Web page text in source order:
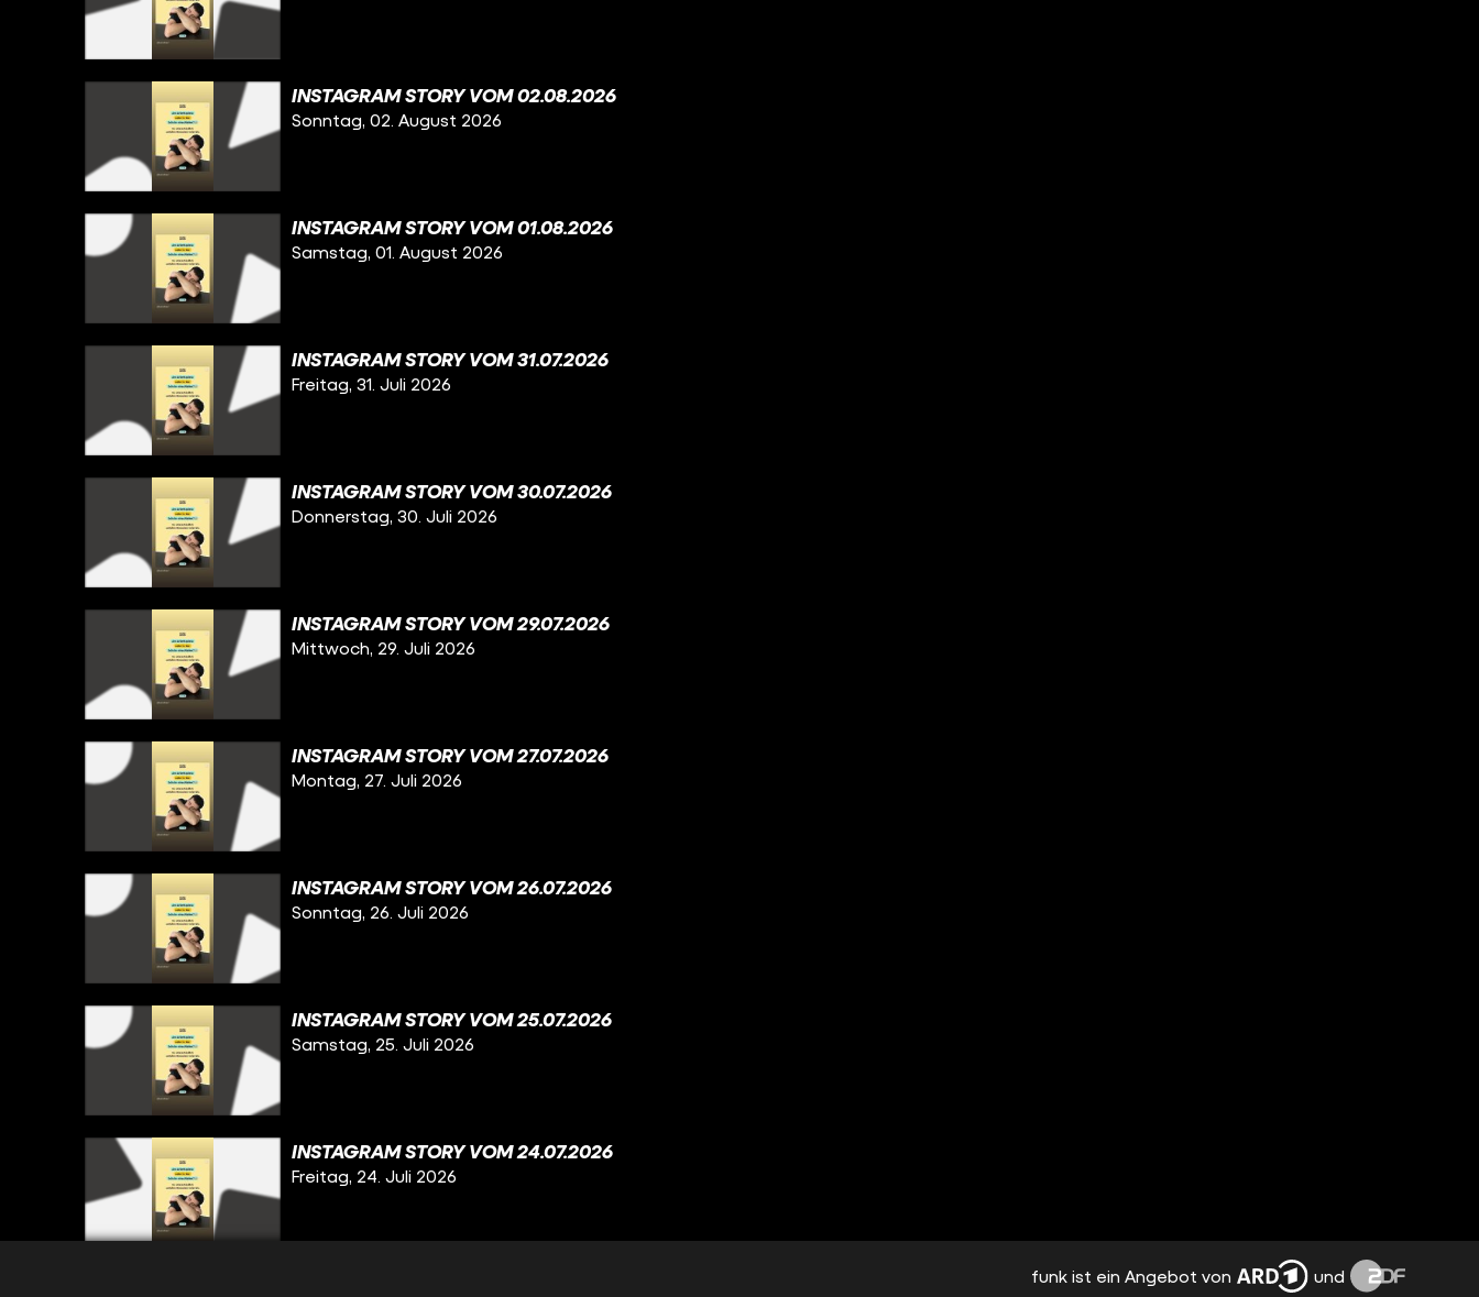
INSTAGRAM STORY VOM 02.08.2026
Sonntag, 02. August 2026
INSTAGRAM STORY VOM 01.08.2026
Samstag, 01. August 2026
INSTAGRAM STORY VOM 31.07.2026
Freitag, 31. Juli 2026
INSTAGRAM STORY VOM 30.07.2026
Donnerstag, 30. Juli 2026
INSTAGRAM STORY VOM 29.07.2026
Mittwoch, 29. Juli 2026
INSTAGRAM STORY VOM 27.07.2026
Montag, 27. Juli 2026
INSTAGRAM STORY VOM 26.07.2026
Sonntag, 26. Juli 2026
INSTAGRAM STORY VOM 25.07.2026
Samstag, 25. Juli 2026
INSTAGRAM STORY VOM 24.07.2026
Freitag, 24. Juli 2026
funk ist ein Angebot von und